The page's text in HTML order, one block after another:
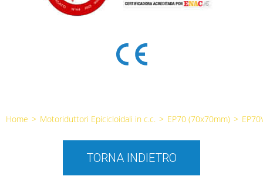
Home > Motoriduttori Epicicloidali in c.c. > EP70 (70x70mm) >
TORNA INDIETRO